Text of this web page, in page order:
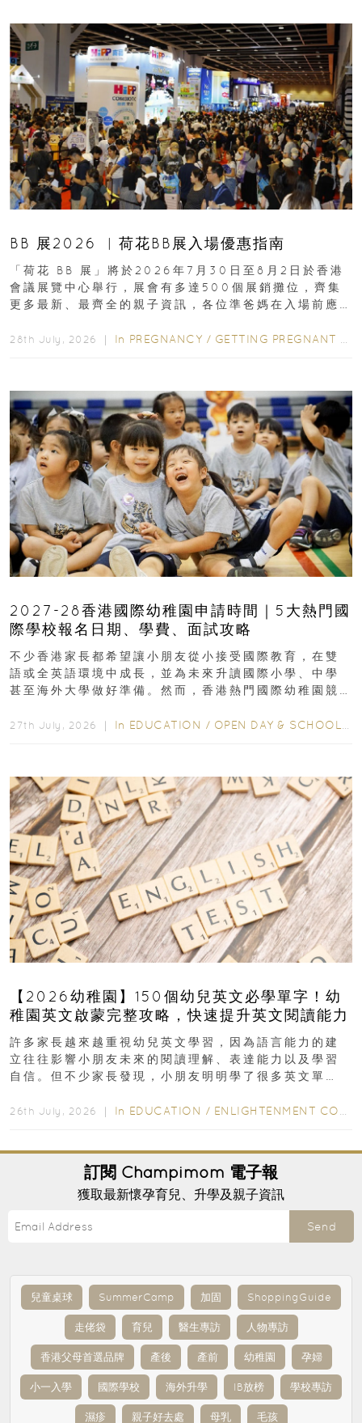
BB 展2026 ︳荷花BB展入場優惠指南
「荷花 BB 展」將於2026年7月30日至8月2日於香港
會議展覽中心舉行，展會有多達500個展銷攤位，齊集
更多最新、最齊全的親子資訊，各位準爸媽在入場前應
28th July, 2026 ｜ In PREGNANCY / GETTING PREGNANT
2027-28香港國際幼稚園申請時間｜5大熱門國
際學校報名日期、學費、面試攻略
不少香港家長都希望讓小朋友從小接受國際教育，在雙
語或全英語環境中成長，並為未來升讀國際小學、中學
甚至海外大學做好準備。然而，香港熱門國際幼稚園競
27th July, 2026 ｜ In EDUCATION / OPEN DAY & SCHOOL EVENTS
【2026幼稚園】150個幼兒英文必學單字！幼
稚園英文啟蒙完整攻略，快速提升英文閱讀能力
許多家長越來越重視幼兒英文學習，因為語言能力的建
立往往影響小朋友未來的閱讀理解、表達能力以及學習
自信。但不少家長發現，小朋友明明學了很多英文單
26th July, 2026 ｜ In EDUCATION / ENLIGHTENMENT CORNER
訂閱 Champimom 電子報
獲取最新懷孕育兒、升學及親子資訊
Send
兒童桌球 SummerCamp 加固 ShoppingGuide
走佬袋 育兒 醫生專訪 人物專訪
香港父母首選品牌 產後 產前 幼稚園 孕婦
小一入學 國際學校 海外升學 IB放榜 學校專訪
濕疹 親子好去處 母乳 毛孩